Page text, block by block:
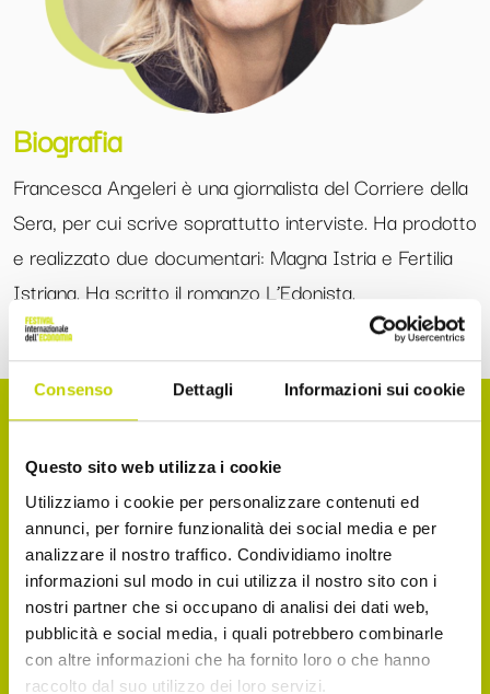
Consenso Dettagli Informazioni sui cookie
Questo sito web utilizza i cookie
Utilizziamo i cookie per personalizzare contenuti ed
annunci, per fornire funzionalità dei social media e per
analizzare il nostro traffico. Condividiamo inoltre
informazioni sul modo in cui utilizza il nostro sito con i
nostri partner che si occupano di analisi dei dati web,
pubblicità e social media, i quali potrebbero combinarle
con altre informazioni che ha fornito loro o che hanno
raccolto dal suo utilizzo dei loro servizi.
Biografia
Francesca Angeleri è una giornalista del Corriere della
Sera, per cui scrive soprattutto interviste. Ha prodotto
e realizzato due documentari: Magna Istria e Fertilia
Istriana. Ha scritto il romanzo L’Edonista.
La Newsletter del Festival
Iscriviti alla Newsletter del Festival Internazionale
dell’Economia per essere sempre informato sulle
novità e gli appuntamenti in agenda!
Email